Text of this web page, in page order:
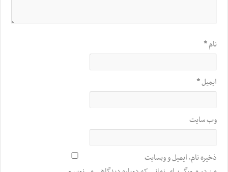
نام*
ایمیل*
وب‌ سایت
ذخیره نام، ایمیل و وبسایت